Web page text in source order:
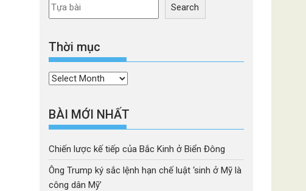
Search
Thời mục
Thời
BÀI MỚI NHẤT
Chiến lược kế tiếp của Bắc Kinh ở Biển Đông
Ông Trump ký sắc lệnh hạn chế luật ‘sinh ở Mỹ là
công dân Mỹ’